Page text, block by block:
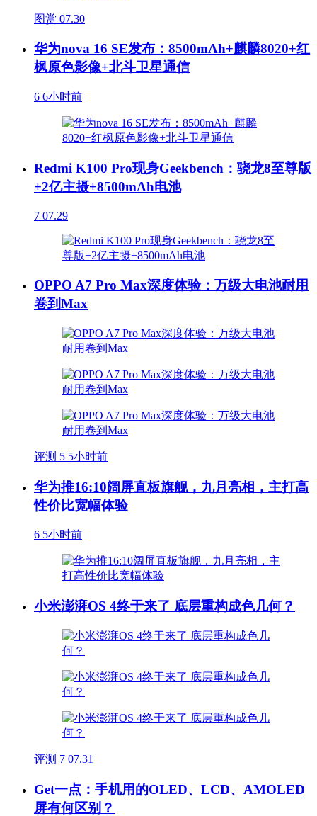
图赏 07.30
华为nova 16 SE发布：8500mAh+麒麟8020+红
枫原色影像+北斗卫星通信
6 6小时前
Redmi K100 Pro现身Geekbench：骁龙8至尊版
+2亿主摄+8500mAh电池
7 07.29
OPPO A7 Pro Max深度体验：万级大电池耐用
卷到Max
评测 5 5小时前
华为推16:10阔屏直板旗舰，九月亮相，主打高
性价比宽幅体验
6 5小时前
小米澎湃OS 4终于来了 底层重构成色几何？
评测 7 07.31
Get一点：手机用的OLED、LCD、AMOLED
屏有何区别？